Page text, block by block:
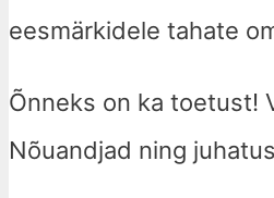
eesmärkidele tahate
Õnneks on ka toetust!
Nõuandjad ning